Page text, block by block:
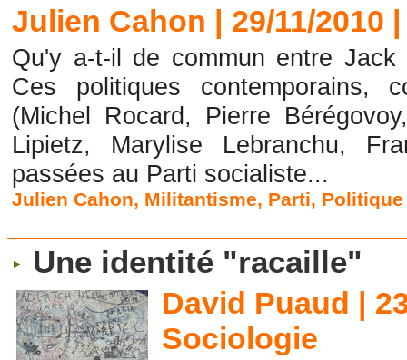
Julien Cahon | 29/11/2010
Qu'y a-t-il de commun entre
Ces politiques contemporains,
(Michel Rocard, Pierre
Lipietz, Marylise Lebranchu,
passées au Parti socialiste...
Julien Cahon, Militantisme, Parti, Politique
Une identité "racaille"
David Puaud |
Sociologie